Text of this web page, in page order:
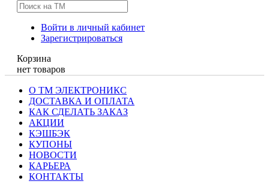
Войти в личный кабинет
Зарегистрироваться
Корзина
нет товаров
О ТМ ЭЛЕКТРОНИКС
ДОСТАВКА И ОПЛАТА
КАК СДЕЛАТЬ ЗАКАЗ
АКЦИИ
КЭШБЭК
КУПОНЫ
НОВОСТИ
КАРЬЕРА
КОНТАКТЫ